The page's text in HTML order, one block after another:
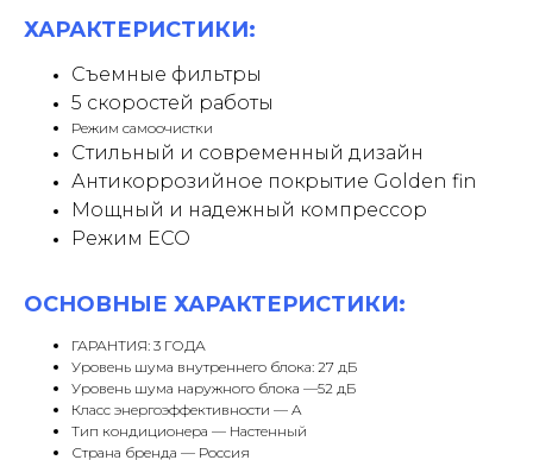
ХАРАКТЕРИСТИКИ:
Съемные фильтры
5 скоростей работы
Режим самоочистки
Стильный и современный дизайн
Антикоррозийное покрытие Golden fin
Мощный и надежный компрессор
Режим ЕСО
ОСНОВНЫЕ ХАРАКТЕРИСТИКИ:
ГАРАНТИЯ: 3 ГОДА
Уровень шума внутреннего блока: 27 дБ
Уровень шума наружного блока —52 дБ
Класс энергоэффективности — A
Тип кондиционера — Настенный
Страна бренда — Россия